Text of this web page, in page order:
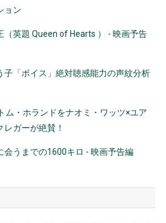
ョン
（英題 Queen of Hearts ） - 映画予告
子「ボイス」絶対聴感能力の声紋分析
ム・ホランドをナオミ・ワッツ×ユア
レガーが絶賛！
会うまでの1600キロ - 映画予告編